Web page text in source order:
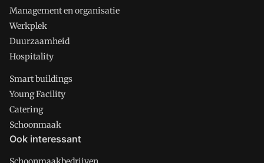
Management en organisatie
Werkplek
Duurzaamheid
Hospitality
Smart buildings
Young Facility
Catering
Schoonmaak
Ook interessant